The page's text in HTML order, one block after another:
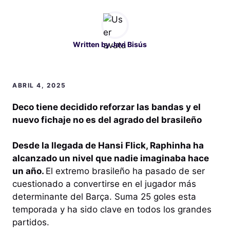
Written byJavi Bisús
ABRIL 4, 2025
Deco tiene decidido reforzar las bandas y el
nuevo fichaje no es del agrado del brasileño
Desde la llegada de Hansi Flick, Raphinha ha
alcanzado un nivel que nadie imaginaba hace
un año. El extremo brasileño ha pasado de ser
cuestionado a convertirse en el jugador más
determinante del Barça. Suma 25 goles esta
temporada y ha sido clave en todos los grandes
partidos.